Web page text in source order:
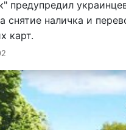
предупредил
снятие наличка и
карт.